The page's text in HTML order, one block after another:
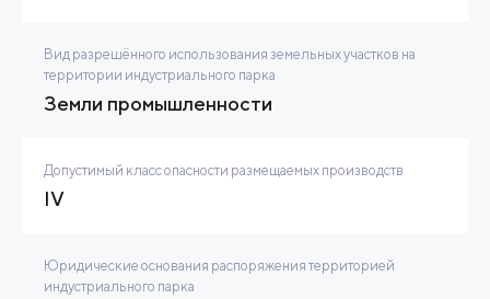
Вид разрешённого использования земельных участков на
территории индустриального парка
Земли промышленности
Допустимый класс опасности размещаемых производств
IV
Юридические основания распоряжения территорией
индустриального парка